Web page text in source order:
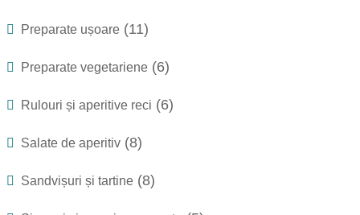
Preparate ușoare (11)
Preparate vegetariene (6)
Rulouri și aperitive reci (6)
Salate de aperitiv (8)
Sandvișuri și tartine (8)